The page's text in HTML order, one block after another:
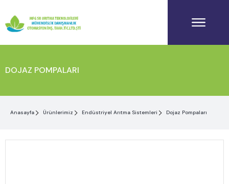
DOJAZ POMPALARI
Anasayfa Ürünlerimiz Endüstriyel Arıtma Sistemleri Dojaz Pompaları